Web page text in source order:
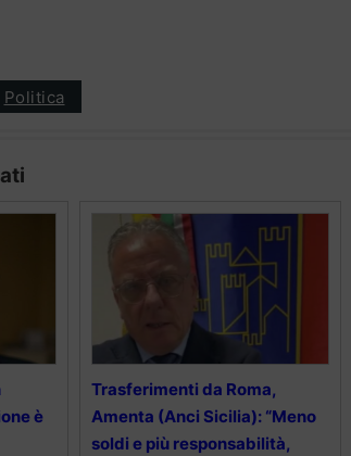
Politica
è
Trasferimenti da Roma,
Amenta (Anci Sicilia): “Meno
soldi e più responsabilità,